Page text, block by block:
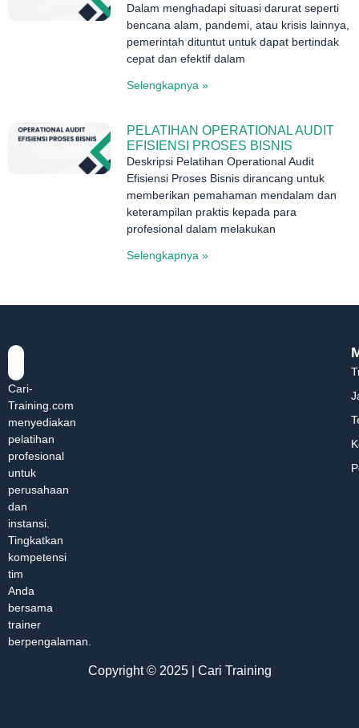
Dalam menghadapi situasi darurat seperti
bencana alam, pandemi, atau krisis lainnya,
pemerintah dituntut untuk dapat bertindak
cepat dan efektif dalam
Selengkapnya »
PELATIHAN OPERATIONAL AUDIT
EFISIENSI PROSES BISNIS
Deskripsi Pelatihan Operational Audit
Efisiensi Proses Bisnis dirancang untuk
memberikan pemahaman mendalam dan
keterampilan praktis kepada para
profesional dalam melakukan
Selengkapnya »
Cari-
Training.com
menyediakan
pelatihan
profesional
untuk
perusahaan
dan
instansi.
Tingkatkan
kompetensi
tim
Anda
bersama
trainer
berpengalaman.
Copyright © 2025 | Cari Training